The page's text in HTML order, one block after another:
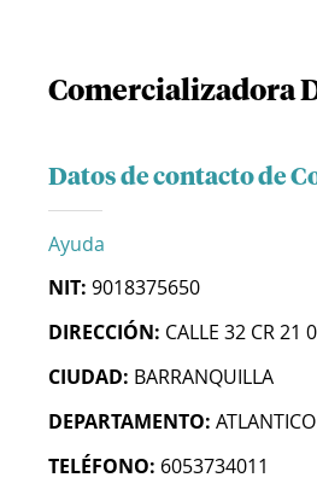
Comercializadora
Datos de contacto de
Ayuda
NIT: 9018375650
DIRECCIÓN: CALLE 32 CR 21
CIUDAD: BARRANQUILLA
DEPARTAMENTO: ATLANTICO
TELÉFONO: 6053734011